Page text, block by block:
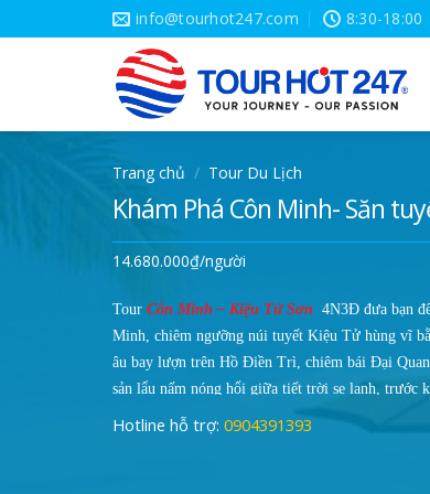
to
info@tourhot247.com 8:30-18:00
Trang chủ / Tour Du Lịch
Khám Phá Côn Minh- Săn
14.680.000₫/người
Tour Côn Minh – Kiệu Tử Sơn 4N3Đ đưa bạn
Minh, chiêm ngưỡng núi tuyết Kiệu Tử hùng vĩ
âu bay lượn trên Hồ Điền Trì, chiêm bái Đại
sản lẩu nấm nóng hổi giữa tiết trời se lạnh, trước
động, rực rỡ ánh đèn và văn hóa bản địa tại khu
Hotline hỗ trợ: 0904391393